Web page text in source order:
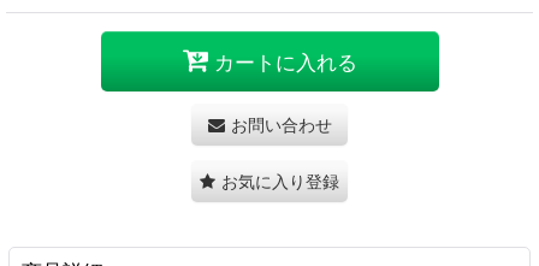
カートに入れる
お問い合わせ
お気に入り登録